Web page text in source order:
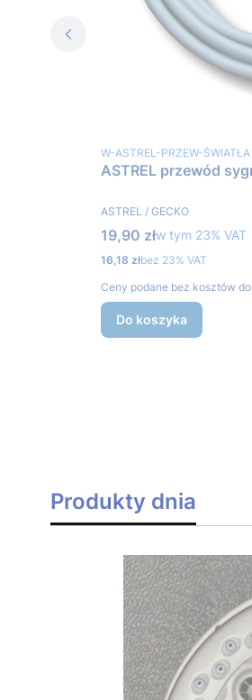
Kod produktu
W-ASTREL-PRZEW-ŚWIATŁA
PRODUCENT
ASTREL / GECKO
Cena brutto
19,90 złw tym %s VAT
w tym 23% VAT
Cena netto
16,18 złbez 23% VAT
Ceny podane bez kosztów
Do koszyka
Produkty dnia